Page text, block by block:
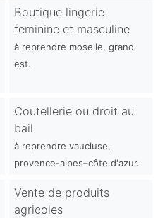
Boutique lingerie
feminine et masculine
à reprendre moselle, grand
est.
Coutellerie ou droit au
bail
à reprendre vaucluse,
provence-alpes–côte d'azur.
Vente de produits
agricoles